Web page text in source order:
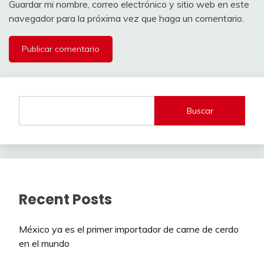
Guardar mi nombre, correo electrónico y sitio web en este
navegador para la próxima vez que haga un comentario.
Buscar
Recent Posts
México ya es el primer importador de carne de cerdo
en el mundo